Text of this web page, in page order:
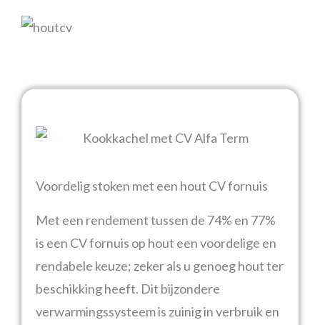
Voordelig stoken met een hout CV fornuis
Met een rendement tussen de 74% en 77%
is een CV fornuis op hout een voordelige en
rendabele keuze; zeker als u genoeg hout ter
beschikking heeft. Dit bijzondere
verwarmingssysteem is zuinig in verbruik en